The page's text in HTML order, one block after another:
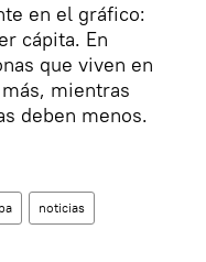
en el gráfico:
cápita. En
que viven en
mientras
deben menos.
noticias